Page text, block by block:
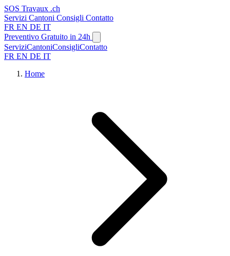
SOS Travaux .ch
Servizi Cantoni Consigli Contatto
FR EN DE IT
Preventivo Gratuito in 24h
ServiziCantoniConsigliContatto
FR EN DE IT
Home